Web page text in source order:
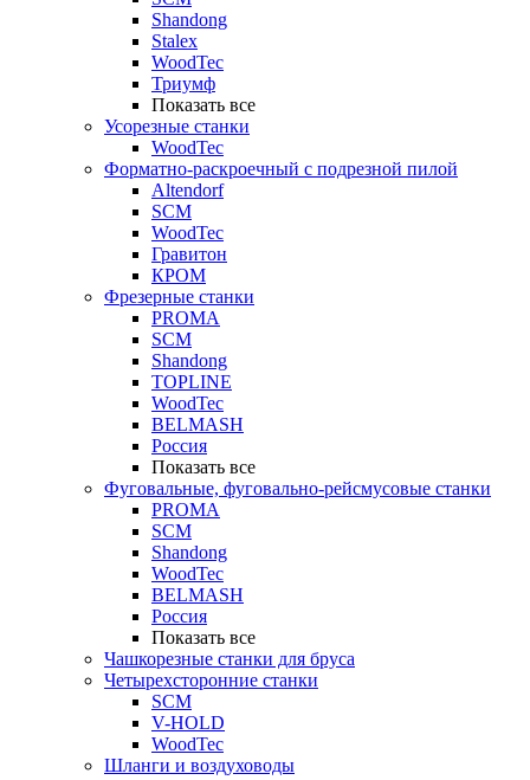
Shandong
Stalex
WoodTec
Триумф
Показать все
Усорезные станки
WoodTec
Форматно-раскроечный с подрезной пилой
Altendorf
SCM
WoodTec
Гравитон
КРОМ
Фрезерные станки
PROMA
SCM
Shandong
TOPLINE
WoodTec
BELMASH
Россия
Показать все
Фуговальные, фуговально-рейсмусовые станки
PROMA
SCM
Shandong
WoodTec
BELMASH
Россия
Показать все
Чашкорезные станки для бруса
Четырехсторонние станки
SCM
V-HOLD
WoodTec
Шланги и воздуховоды